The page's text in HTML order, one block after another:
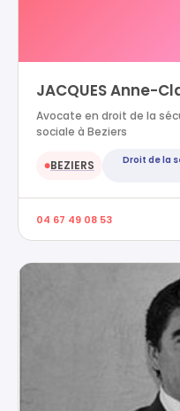
JACQUES Anne-
Avocate en droit de la
sociale à Beziers
●BEZIERS
Droit de la
04 67 49 08 53